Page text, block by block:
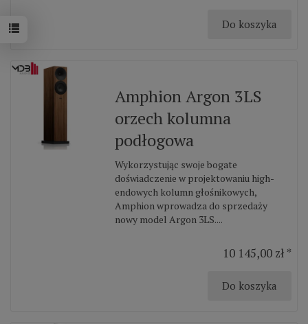
Do koszyka
Amphion Argon 3LS
orzech kolumna
podłogowa
Wykorzystując swoje bogate
doświadczenie w projektowaniu high-
endowych kolumn głośnikowych,
Amphion wprowadza do sprzedaży
nowy model Argon 3LS....
10 145,00 zł *
Do koszyka